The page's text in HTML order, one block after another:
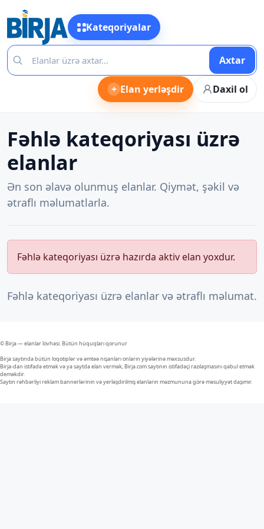
Kateqoriyalar
Axtar
+ Elan yerləşdir Daxil ol
Fəhlə kateqoriyası üzrə
elanlar
Ən son əlavə olunmuş elanlar. Qiymət, şəkil və
ətraflı məlumatlarla.
Fəhlə kateqoriyası üzrə hazırda aktiv elan yoxdur.
Fəhlə kateqoriyası üzrə elanlar və ətraflı məlumat.
© Birja — elanlar lövhəsi. Bütün hüquqları qorunur
Birja saytında bütün loqotiplər və əmtəə nişanları onların yiyələrinə məxsusdur.
Birja-dan istifadə etmək və ya saytda elan vermək, Birja.com saytının istifadəçi razılaşmasını qəbul etmək
deməkdir.
Saytın rəhbərliyi reklam bannerlərinin və yerləşdirilmiş elanların məzmununa görə məsuliyyət daşımır.